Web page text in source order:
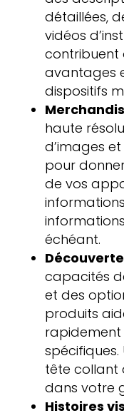
détaillées,
vidéos
contribuent
avantages
dispositifs
haute
d’images
pour
de vos
échéant.
capacités
et des
produits
rapidement
tête collant
dans votre
Histoires